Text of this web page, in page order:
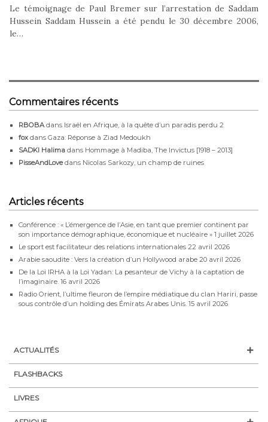
Le témoignage de Paul Bremer sur l’arrestation de Saddam
Hussein Saddam Hussein a été pendu le 30 décembre 2006,
le…
Commentaires récents
RBOBA dans Israël en Afrique, à la quête d’un paradis perdu 2
fox dans Gaza: Réponse à Ziad Medoukh
SADKI Halima dans Hommage à Madiba, The Invictus [1918 – 2013]
PisseAndLovedans Nicolas Sarkozy, un champ de ruines
Articles récents
Conférence : « L’émergence de l’Asie, en tant que premier continent par
son importance démographique, économique et nucléaire » 1 juillet 2026
Le sport est facilitateur des relations internationales 22 avril 2026
Arabie saoudite : Vers la création d’un Hollywood arabe 20 avril 2026
De la Loi IRHA à la Loi Yadan: La pesanteur de Vichy à la captation de
l’imaginaire. 16 avril 2026
Radio Orient, l’ultime fleuron de l’empire médiatique du clan Hariri, passe
sous contrôle d’un holding des Émirats Arabes Unis. 15 avril 2026
ACTUALITÉS
FLASHBACKS
LIVRES